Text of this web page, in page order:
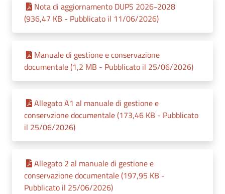
Nota di aggiornamento DUPS 2026-2028
(936,47 KB - Pubblicato il 11/06/2026)
Manuale di gestione e conservazione
documentale (1,2 MB - Pubblicato il 25/06/2026)
Allegato A1 al manuale di gestione e
conservzione documentale (173,46 KB - Pubblicato
il 25/06/2026)
Allegato 2 al manuale di gestione e
conservazione documentale (197,95 KB -
Pubblicato il 25/06/2026)